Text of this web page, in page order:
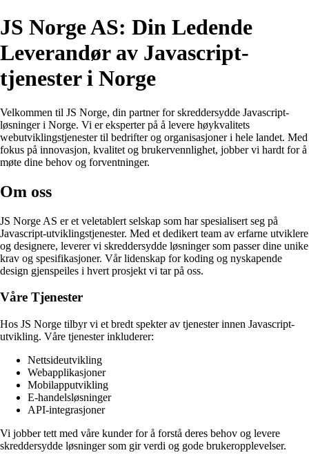
JS Norge AS: Din Ledende
Leverandør av Javascript-
tjenester i Norge
Velkommen til JS Norge, din partner for skreddersydde Javascript-
løsninger i Norge. Vi er eksperter på å levere høykvalitets
webutviklingstjenester til bedrifter og organisasjoner i hele landet. Med
fokus på innovasjon, kvalitet og brukervennlighet, jobber vi hardt for å
møte dine behov og forventninger.
Om oss
JS Norge AS er et veletablert selskap som har spesialisert seg på
Javascript-utviklingstjenester. Med et dedikert team av erfarne utviklere
og designere, leverer vi skreddersydde løsninger som passer dine unike
krav og spesifikasjoner. Vår lidenskap for koding og nyskapende
design gjenspeiles i hvert prosjekt vi tar på oss.
Våre Tjenester
Hos JS Norge tilbyr vi et bredt spekter av tjenester innen Javascript-
utvikling. Våre tjenester inkluderer:
Nettsideutvikling
Webapplikasjoner
Mobilapputvikling
E-handelsløsninger
API-integrasjoner
Vi jobber tett med våre kunder for å forstå deres behov og levere
skreddersydde løsninger som gir verdi og gode brukeropplevelser.